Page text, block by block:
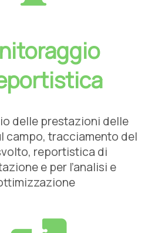
delle prestazioni delle
campo, tracciamento del
reportistica di
e per l’analisi e